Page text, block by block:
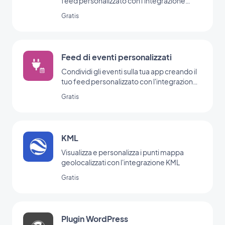
Gratis
Feed di eventi personalizzati
Condividi gli eventi sulla tua app creando il
tuo feed personalizzato con l'integrazione
Gratis
KML
Visualizza e personalizza i punti mappa
geolocalizzati con l'integrazione KML
Gratis
Plugin WordPress